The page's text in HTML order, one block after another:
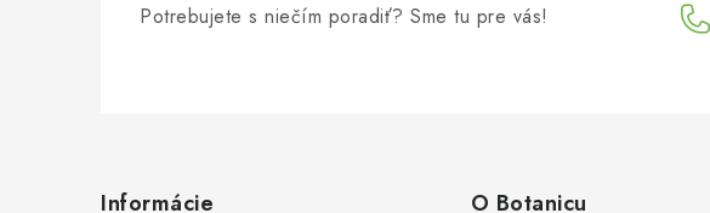
Potrebujete s niečím poradiť? Sme tu pre vás!
Informácie O Botanicu